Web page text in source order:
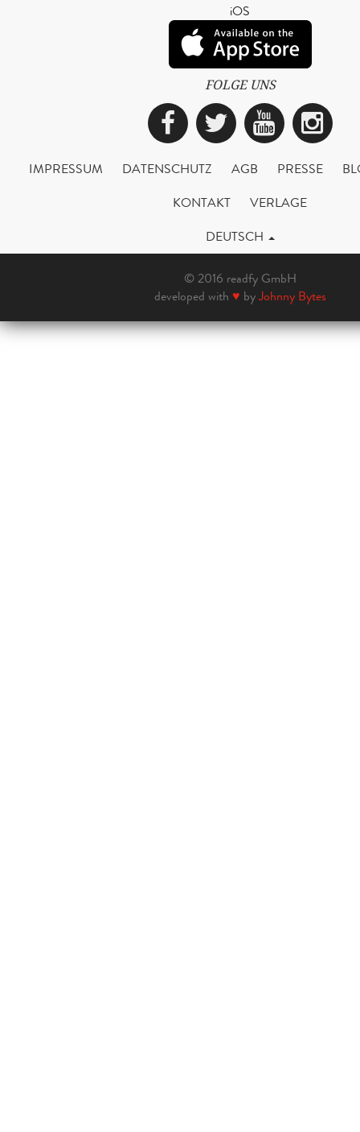
iOS
FOLGE UNS
Facebook
Twitter
IMPRESSUM DATENSCHUTZ AGB PRESSE
KONTAKT
VERLAGE
DEUTSCH
© 2016 readfy GmbH
developed with ♥ byJohnny Bytes